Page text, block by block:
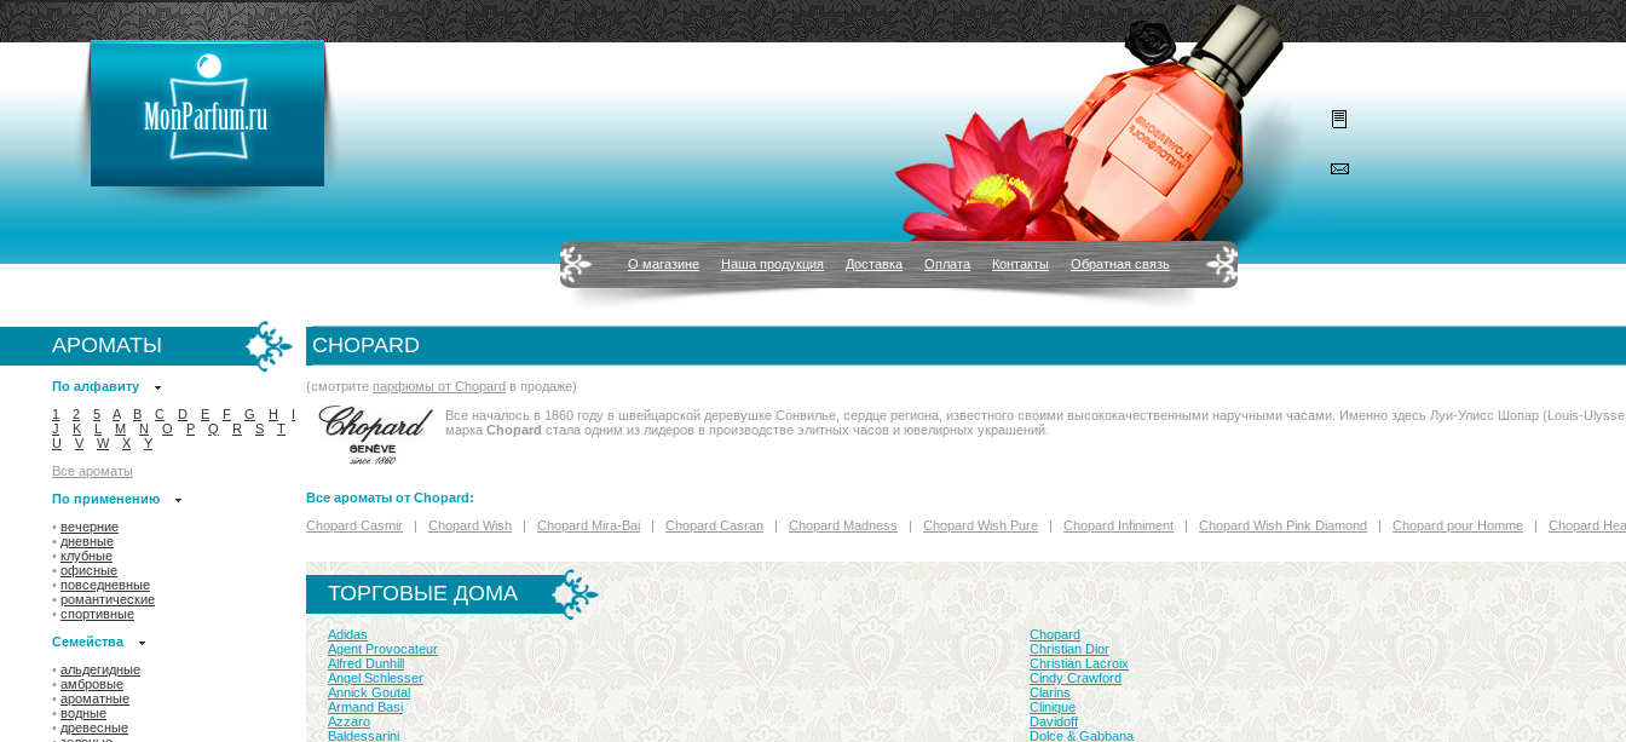
О магазине Наша продукция Доставка Оплата Контакты Обратная связь
АРОМАТЫ
По алфавиту
1
2 5 A B C D E F G H
I
J
K L M N O P Q R S
T
U
V W X
Y
Все ароматы
По применению
• вечерние
• дневные
• клубные
• офисные
• повседневные
• романтические
• спортивные
Семейства
• альдегидные
• амбровые
• ароматные
• водные
• древесные
CHOPARD
(смотрите парфюмы от Chopard в продаже)
Все началось в 1860 году в швейцарской деревушке Сонвилье, сердце региона, известного своими высококачественными наручными часами. Именно здесь Луи-Улисс Шопар (Louis-
марка Chopard стала одним из лидеров в производстве элитных часов и ювелирных украшений.
Все ароматы от Chopard:
Chopard Casmir | Chopard Wish | Chopard Mira-Bai | Chopard Casran | Chopard Madness | Chopard Wish Pure | Chopard Infiniment | Chopard Wish Pink Diamond | Chopard pour Homme | Chopard
ТОРГОВЫЕ ДОМА
Adidas
Agent Provocateur
Alfred Dunhill
Angel Schlesser
Annick Goutal
Armand Basi
Azzaro
Baldessarini
Chopard
Christian Dior
Christian Lacroix
Cindy Crawford
Clarins
Clinique
Davidoff
Dolce & Gabbana